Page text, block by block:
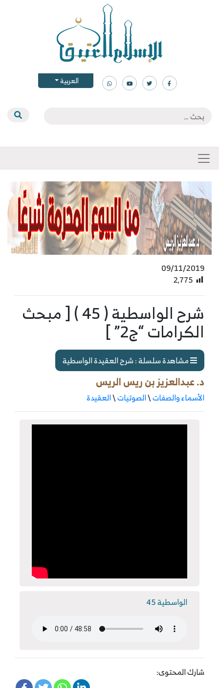
العربية
09/11/2019
2٬775
شرح الواسطية ( 45 ) [ مبحث
الكرامات “ج2” ]
مشاهدة سلسلة : شرح العقيدة الواسطية
د. عبدالعزيز بن ريس الريس
الأسماء والصفات\الصوتيات\العقيدة
الواسطية 45
شارك المحتوى: